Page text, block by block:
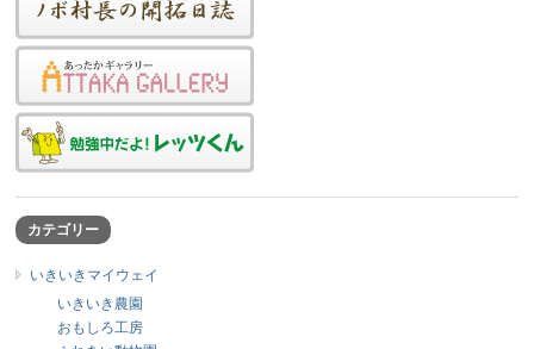
カテゴリー
いきいきマイウェイ
いきいき農園
おもしろ工房